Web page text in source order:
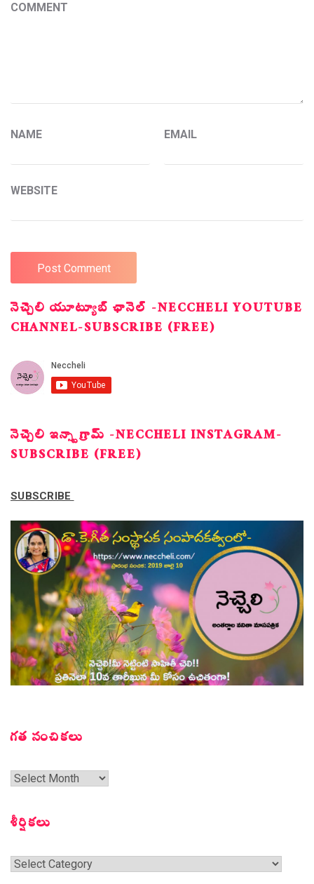
COMMENT
NAME EMAIL
WEBSITE
నెచ్చెలి యూట్యూబ్ ఛానెల్ -NECCHELI YOUTUBE
CHANNEL-SUBSCRIBE (FREE)
నెచ్చెలి ఇన్స్టాగ్రామ్ -NECCHELI INSTAGRAM-
SUBSCRIBE (FREE)
SUBSCRIBE
గత సంచికలు
గత
శీర్షికలు
శీర్షికలు